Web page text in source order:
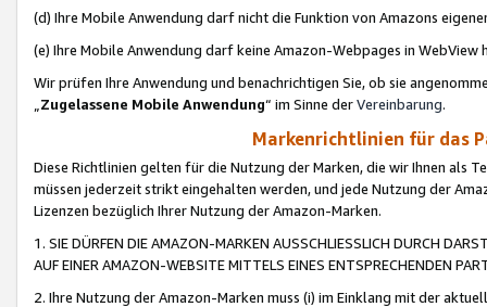
(d) Ihre Mobile Anwendung darf nicht die Funktion von Amazons
(e) Ihre Mobile Anwendung darf keine Amazon-Webpages in WebView
Wir prüfen Ihre Anwendung und benachrichtigen Sie, ob sie
„Zugelassene Mobile Anwendung“ im Sinne derVereinbarung.
Markenrichtlinien für das
Diese Richtlinien gelten für die Nutzung der Marken, die wir Ihnen als
müssen jederzeit strikt eingehalten werden, und jede Nutzung der
Lizenzen bezüglich Ihrer Nutzung der Amazon-Marken.
1. SIE DÜRFEN DIE AMAZON-MARKEN AUSSCHLIESSLICH DURCH
AUF EINER AMAZON-WEBSITE MITTELS EINES ENTSPRECHENDEN
2. Ihre Nutzung der Amazon-Marken muss (i) im Einklang mit der